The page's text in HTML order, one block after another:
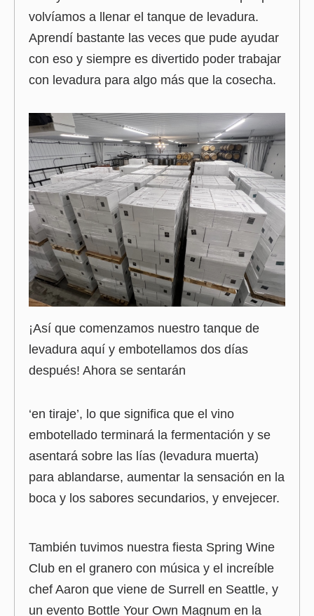
volvíamos a llenar el tanque de levadura.
Aprendí bastante las veces que pude ayudar
con eso y siempre es divertido poder trabajar
con levadura para algo más que la cosecha.
¡Así que comenzamos nuestro tanque de
levadura aquí y embotellamos dos días
después! Ahora se sentarán
‘en tiraje’, lo que significa que el vino
embotellado terminará la fermentación y se
asentará sobre las lías (levadura muerta)
para ablandarse, aumentar la sensación en la
boca y los sabores secundarios, y envejecer.
También tuvimos nuestra fiesta Spring Wine
Club en el granero con música y el increíble
chef Aaron que viene de Surrell en Seattle, y
un evento Bottle Your Own Magnum en la